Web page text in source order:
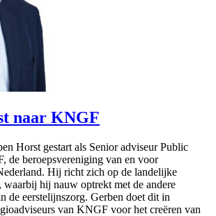
naar KNGF
Horst gestart als Senior adviseur Public
de beroepsvereniging van en voor
Hij richt zich op de landelijke
waarbij hij nauw optrekt met de andere
de eerstelijnszorg. Gerben doet dit in
van KNGF voor het creëren van